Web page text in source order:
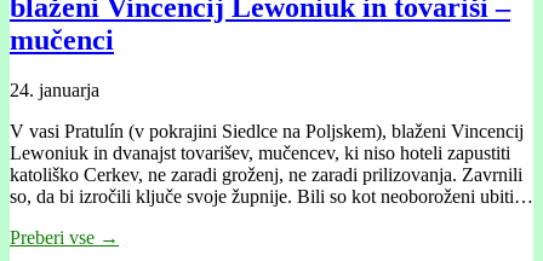
blaženi Vincencij Lewoniuk in tovariši –
mučenci
24. januarja
V vasi Pratulín (v pokrajini Siedlce na Poljskem), blaženi Vincencij
Lewoniuk in dvanajst tovarišev, mučencev, ki niso hoteli zapustiti
katoliško Cerkev, ne zaradi groženj, ne zaradi prilizovanja. Zavrnili
so, da bi izročili ključe svoje župnije. Bili so kot neoboroženi ubiti…
Preberi vse →